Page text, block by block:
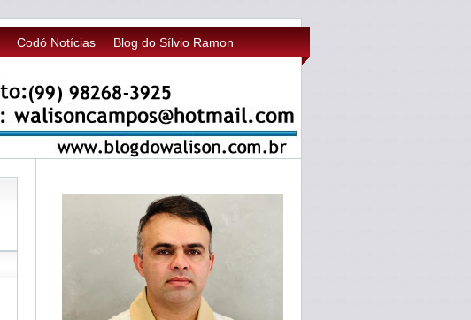
Codó Notícias Blog do Sílvio Ramon